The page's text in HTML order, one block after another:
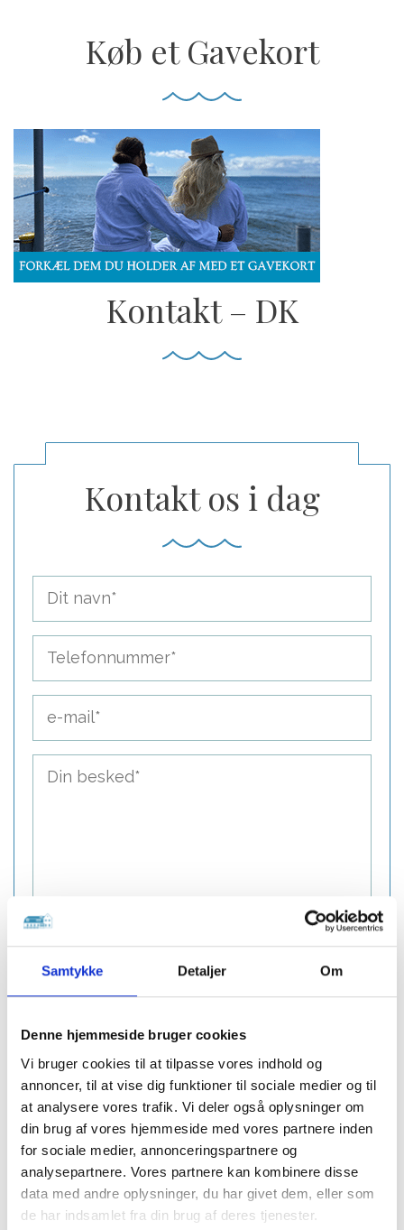
Samtykke Detaljer Om
Denne hjemmeside bruger cookies
Vi bruger cookies til at tilpasse vores indhold og
annoncer, til at vise dig funktioner til sociale medier og til
at analysere vores trafik. Vi deler også oplysninger om
din brug af vores hjemmeside med vores partnere inden
for sociale medier, annonceringspartnere og
analysepartnere. Vores partnere kan kombinere disse
data med andre oplysninger, du har givet dem, eller som
de har indsamlet fra din brug af deres tjenester.
Køb et Gavekort
Kontakt – DK
Kontakt os i dag
Galleri